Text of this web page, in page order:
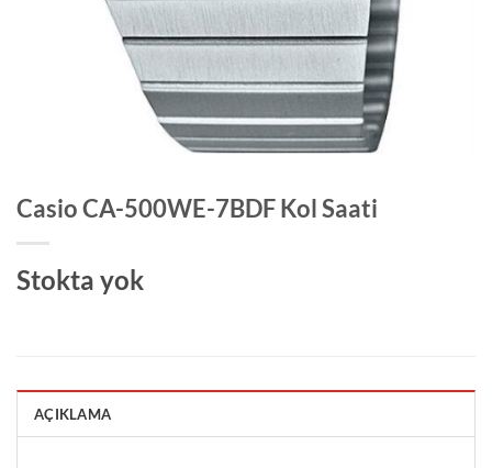
Casio CA-500WE-7BDF Kol Saati
Stokta yok
AÇIKLAMA